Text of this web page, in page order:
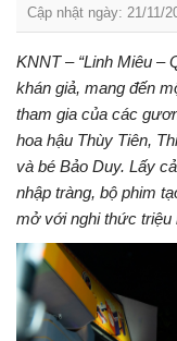
Cập nhật ngày: 21/11/
KNNT – “Linh Miêu –
khán giả, mang đến
tham gia của các
hoa hậu Thùy Tiên,
và bé Bảo Duy. Lấy
nhập tràng, bộ phim
mở với nghi thức triệu